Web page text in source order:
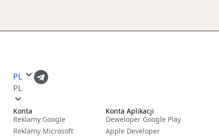
PL
PL
Konta
Reklamy Google
Reklamy Microsoft
Konta Aplikacji
Deweloper Google Play
Apple Developer